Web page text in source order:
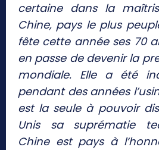
certaine dans la
Chine, pays le plus
fête cette année ses 70
en passe de devenir la
mondiale. Elle a été
pendant des années
est la seule à pouvoir
Unis sa suprématie
Chine est pays à